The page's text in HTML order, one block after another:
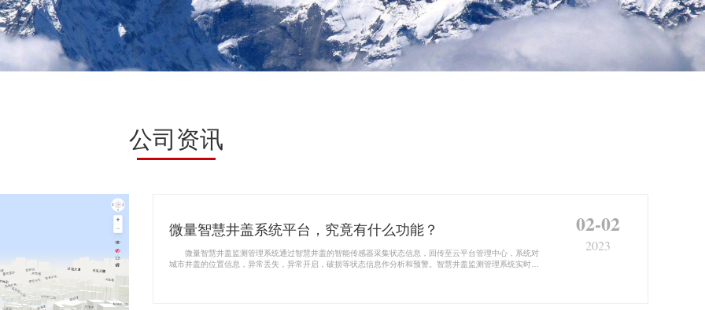
公司资讯
微量智慧井盖系统平台，究竟有什么功能？
微量智慧井盖监测管理系统通过智慧井盖的智能传感器采集状态信息，回传至云平台管理中心，系统对
城市井盖的位置信息，异常丢失，异常开启，破损等状态信息作分析和预警。智慧井盖监测管理系统实时监
02-02
2023